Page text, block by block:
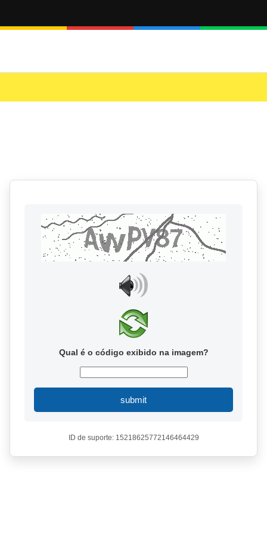
Qual é o código exibido na imagem?
submit
ID de suporte: 15218625772146464429